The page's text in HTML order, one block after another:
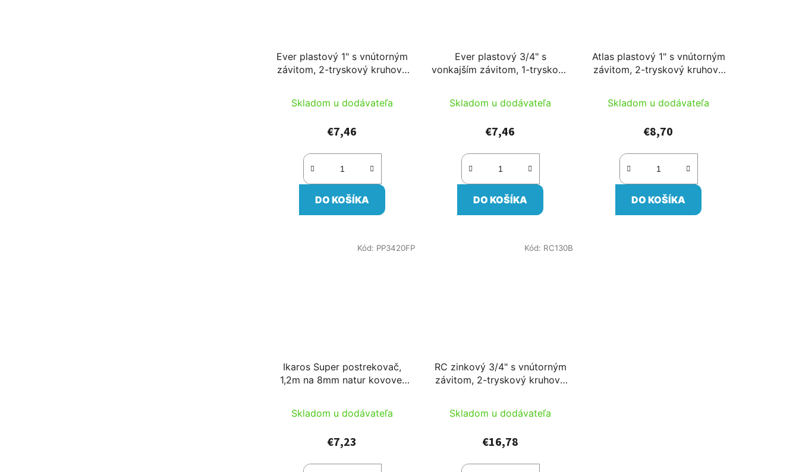
Ever plastový 1" s vnútorným
závitom, 2-tryskový kruhový
41-80l/min)
Skladom u dodávateľa
€7,46
DO KOŠÍKA
Ever plastový 3/4" s
vonkajším závitom, 1-tryskový
(D:22-35m 20-30l/min)
Skladom u dodávateľa
€7,46
DO KOŠÍKA
Atlas plastový 1" s vnútorným
závitom, 2-tryskový kruhový
3-as tryska=~40l/min)
Skladom u dodávateľa
€8,70
DO KOŠÍKA
Ikaros Super postrekovač,
1,2m na 8mm natur kovovej
Skladom u dodávateľa
€7,23
Kód: PP3420FP
RC zinkový 3/4" s vnútorným
závitom, 2-tryskový kruhový
Skladom u dodávateľa
€16,78
Kód: RC130B